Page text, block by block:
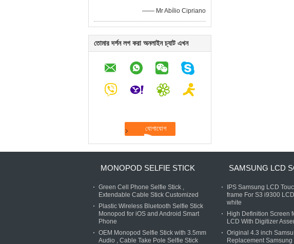
—— Mr Abílio Cipriano
তোমার দর্শন লগ করা অনলাইন চ্যাট এখন
MONOPOD SELFIE STICK
Green Cell Phone Selfie Stick ,
Extendable Cable Stick Customized
Plastic Wireless Bluetooth Selfie Stick
Monopod for iOS and Android Smart
Phone
OEM Monopod Selfie Stick with 3.5mm
Audio , Cable Take Pole Selfie Stick
SAMSUNG LCD
IPS Samsung LCD
frame For S3 i9300
white
High Definition Screen
LCD With Digitizer
Original 4.3 inch
Replacement